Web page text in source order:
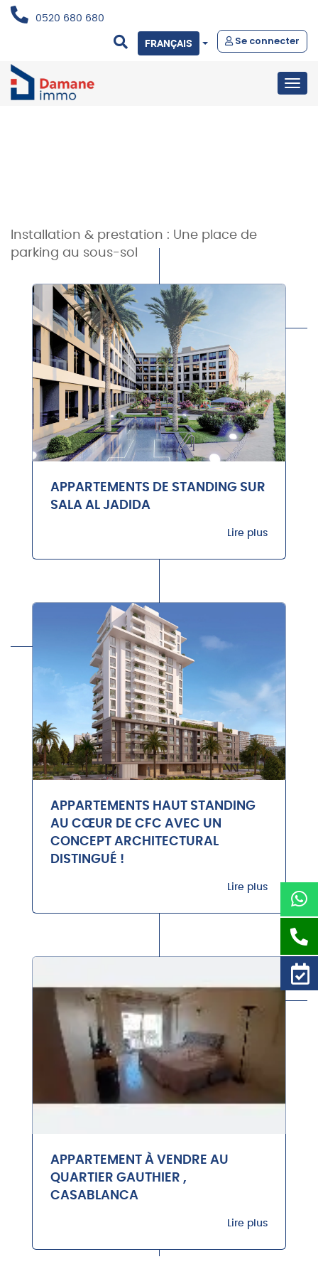
0520 680 680
Se connecter
FRANÇAIS
Installation & prestation : Une place de
parking au sous-sol
APPARTEMENTS DE STANDING SUR
SALA AL JADIDA
Lire plus
APPARTEMENTS HAUT STANDING
AU CŒUR DE CFC AVEC UN
CONCEPT ARCHITECTURAL
DISTINGUÉ !
Lire plus
APPARTEMENT À VENDRE AU
QUARTIER GAUTHIER ,
CASABLANCA
Lire plus